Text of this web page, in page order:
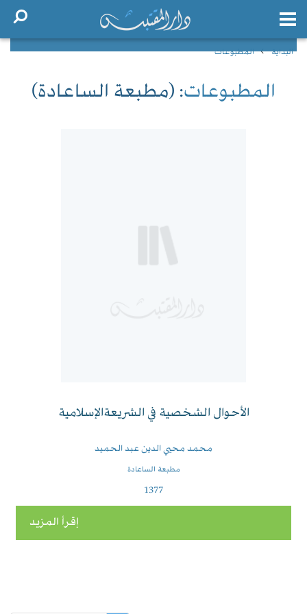
البداية المطبوعات
المطبوعات: (مطبعة الساعادة)
الأحوال الشخصية في الشريعةالإسلامية
محمد محيي الدين عبد الحميد
مطبعة الساعادة
1377
إقرأ المزيد